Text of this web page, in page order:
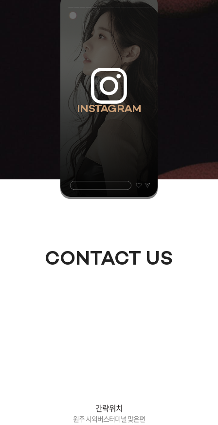
INSTAGRAM
CONTACT US
간략위치
원주 시외버스터미널 맞은편